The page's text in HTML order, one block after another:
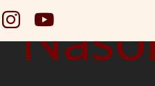
Zum
Inhalt
springen